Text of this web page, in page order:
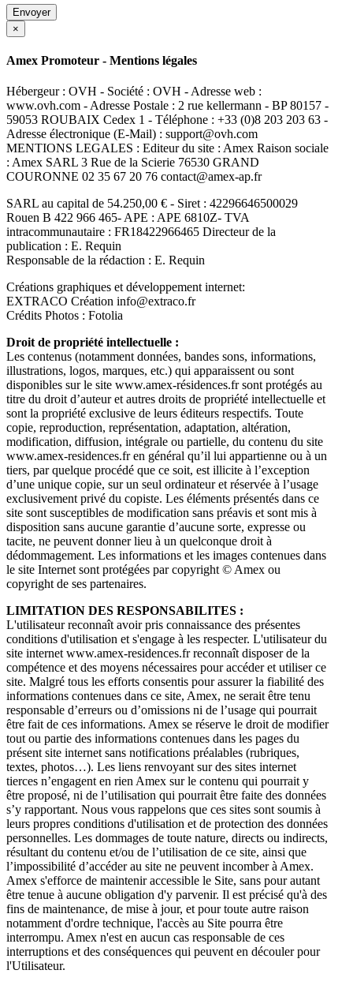
Envoyer
×
Amex Promoteur - Mentions légales
Hébergeur : OVH - Société : OVH - Adresse web :
www.ovh.com - Adresse Postale : 2 rue kellermann - BP 80157 -
59053 ROUBAIX Cedex 1 - Téléphone : +33 (0)8 203 203 63 -
Adresse électronique (E-Mail) : support@ovh.com
MENTIONS LEGALES : Editeur du site : Amex Raison sociale
: Amex SARL 3 Rue de la Scierie 76530 GRAND
COURONNE 02 35 67 20 76 contact@amex-ap.fr
SARL au capital de 54.250,00 € - Siret : 42296646500029
Rouen B 422 966 465- APE : APE 6810Z- TVA
intracommunautaire : FR18422966465 Directeur de la
publication : E. Requin
Responsable de la rédaction : E. Requin
Créations graphiques et développement internet:
EXTRACO Création info@extraco.fr
Crédits Photos : Fotolia
Droit de propriété intellectuelle :
Les contenus (notamment données, bandes sons, informations,
illustrations, logos, marques, etc.) qui apparaissent ou sont
disponibles sur le site www.amex-résidences.fr sont protégés au
titre du droit d’auteur et autres droits de propriété intellectuelle et
sont la propriété exclusive de leurs éditeurs respectifs. Toute
copie, reproduction, représentation, adaptation, altération,
modification, diffusion, intégrale ou partielle, du contenu du site
www.amex-residences.fr en général qu’il lui appartienne ou à un
tiers, par quelque procédé que ce soit, est illicite à l’exception
d’une unique copie, sur un seul ordinateur et réservée à l’usage
exclusivement privé du copiste. Les éléments présentés dans ce
site sont susceptibles de modification sans préavis et sont mis à
disposition sans aucune garantie d’aucune sorte, expresse ou
tacite, ne peuvent donner lieu à un quelconque droit à
dédommagement. Les informations et les images contenues dans
le site Internet sont protégées par copyright © Amex ou
copyright de ses partenaires.
LIMITATION DES RESPONSABILITES :
L'utilisateur reconnaît avoir pris connaissance des présentes
conditions d'utilisation et s'engage à les respecter. L'utilisateur du
site internet www.amex-residences.fr reconnaît disposer de la
compétence et des moyens nécessaires pour accéder et utiliser ce
site. Malgré tous les efforts consentis pour assurer la fiabilité des
informations contenues dans ce site, Amex, ne serait être tenu
responsable d’erreurs ou d’omissions ni de l’usage qui pourrait
être fait de ces informations. Amex se réserve le droit de modifier
tout ou partie des informations contenues dans les pages du
présent site internet sans notifications préalables (rubriques,
textes, photos…). Les liens renvoyant sur des sites internet
tierces n’engagent en rien Amex sur le contenu qui pourrait y
être proposé, ni de l’utilisation qui pourrait être faite des données
s’y rapportant. Nous vous rappelons que ces sites sont soumis à
leurs propres conditions d'utilisation et de protection des données
personnelles. Les dommages de toute nature, directs ou indirects,
résultant du contenu et/ou de l’utilisation de ce site, ainsi que
l’impossibilité d’accéder au site ne peuvent incomber à Amex.
Amex s'efforce de maintenir accessible le Site, sans pour autant
être tenue à aucune obligation d'y parvenir. Il est précisé qu'à des
fins de maintenance, de mise à jour, et pour toute autre raison
notamment d'ordre technique, l'accès au Site pourra être
interrompu. Amex n'est en aucun cas responsable de ces
interruptions et des conséquences qui peuvent en découler pour
l'Utilisateur.